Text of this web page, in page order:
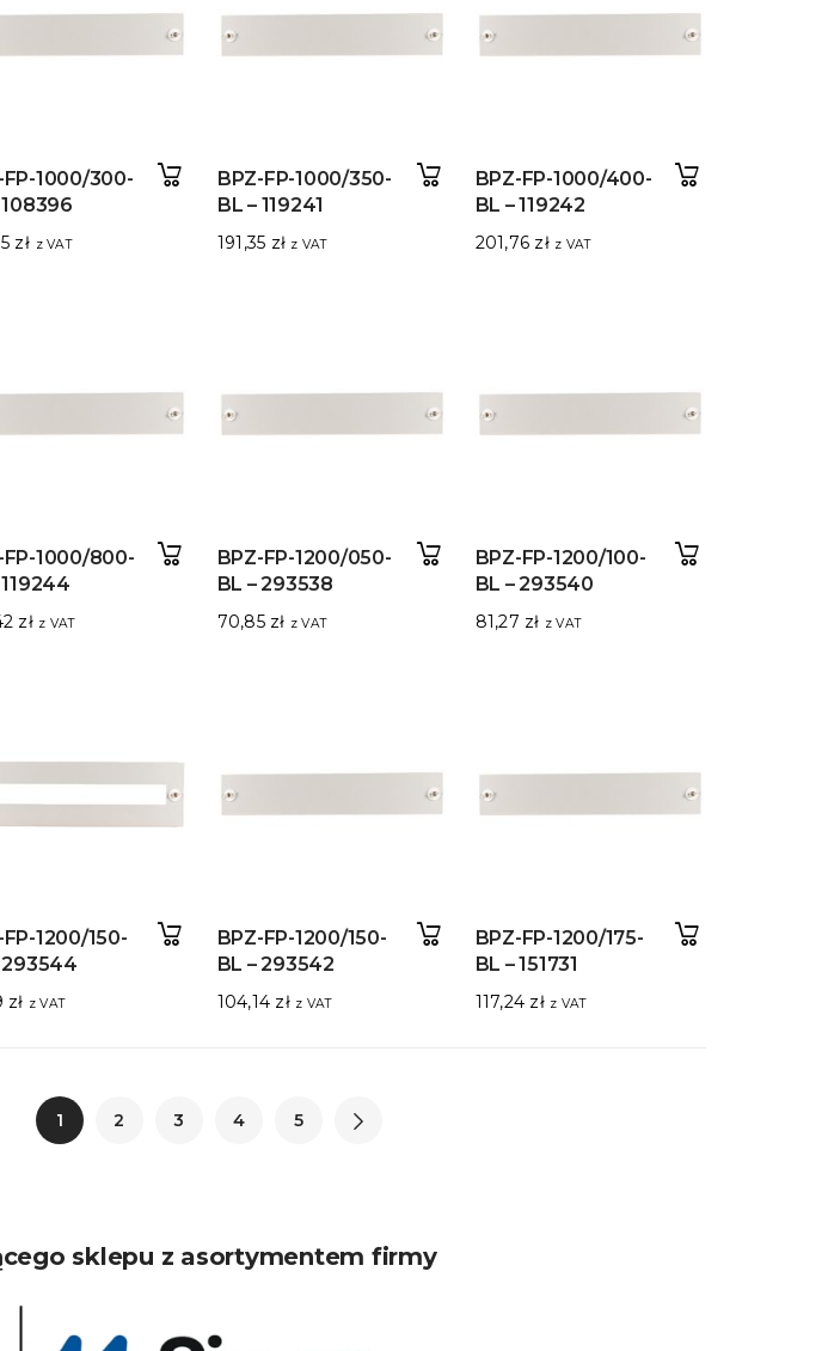
FP-1000/300-
108396
zł z VAT
BPZ-FP-1000/350-
BL – 119241
191,35 zł z VAT
BPZ-FP-1000/400-
BL – 119242
201,76 zł z VAT
FP-1000/800-
119244
zł z VAT
BPZ-FP-1200/050-
BL – 293538
70,85 zł z VAT
BPZ-FP-1200/100-
BL – 293540
81,27 zł z VAT
FP-1200/150-
293544
zł z VAT
BPZ-FP-1200/150-
BL – 293542
104,14 zł z VAT
BPZ-FP-1200/175-
BL – 151731
117,24 zł z VAT
1 2 3 4 5
sklepu z asortymentem firmy